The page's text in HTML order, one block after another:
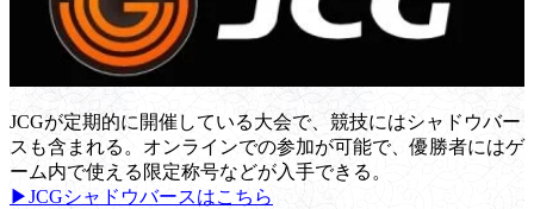
JCGが定期的に開催している大会で、競技にはシャドウバー
スも含まれる。オンラインでの参加が可能で、優勝者にはゲ
ーム内で使える限定称号などが入手できる。
▶JCGシャドウバースはこちら